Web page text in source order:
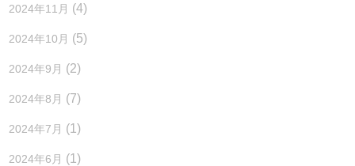
2024年11月 (4)
2024年10月 (5)
2024年9月 (2)
2024年8月 (7)
2024年7月 (1)
2024年6月 (1)